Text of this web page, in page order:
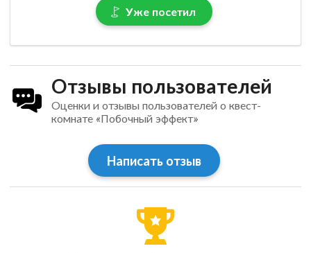
Уже посетил
Отзывы пользователей
Оценки и отзывы пользователей о квест-
комнате «Побочный эффект»
Написать отзыв